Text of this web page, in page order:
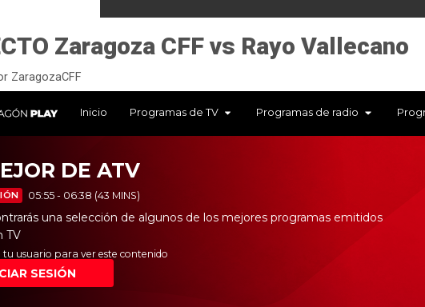
Zaragoza CFF vs Rayo Vallecano
ZaragozaCFF